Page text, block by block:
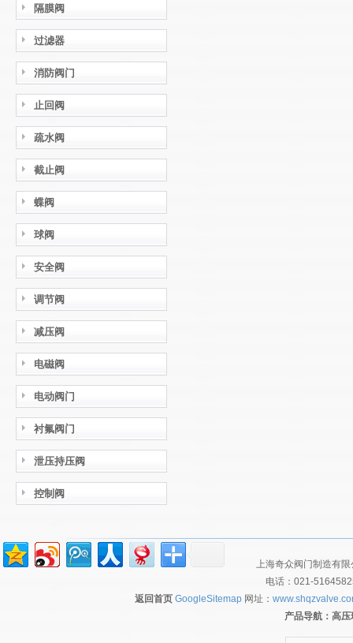
隔膜阀
过滤器
消防阀门
止回阀
疏水阀
截止阀
蝶阀
球阀
安全阀
调节阀
减压阀
电磁阀
电动阀门
衬氟阀门
泄压持压阀
控制阀
上海奇众阀门制造有
电话：021-
返回首页 GoogleSitemap 网址：
产品导航： 高压